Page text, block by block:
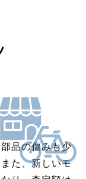
品の傷みも少
た、新しいモ